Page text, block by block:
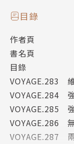
目錄
作者頁
書名頁
目錄
VOYAGE.283
VOYAGE.284
VOYAGE.285
VOYAGE.286
VOYAGE.287